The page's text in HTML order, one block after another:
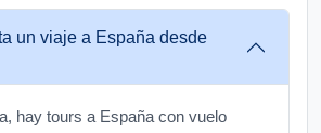
un viaje a España desde
hay tours a España con vuelo